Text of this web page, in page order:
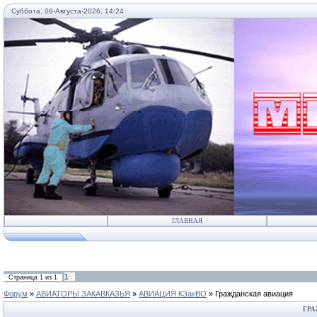
Суббота, 08-Августа-2026, 14:24
...
ГЛАВНАЯ
Страница 1 из 1
1
Форум » АВИАТОРЫ ЗАКАВКАЗЬЯ » АВИАЦИЯ КЗакВО » Гражданская авиация